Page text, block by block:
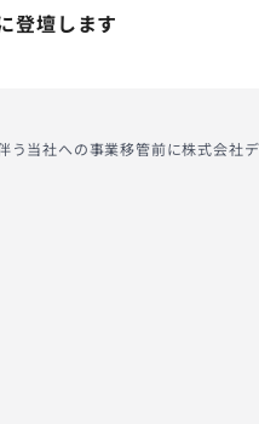
登壇します
当社への事業移管前に株式会社